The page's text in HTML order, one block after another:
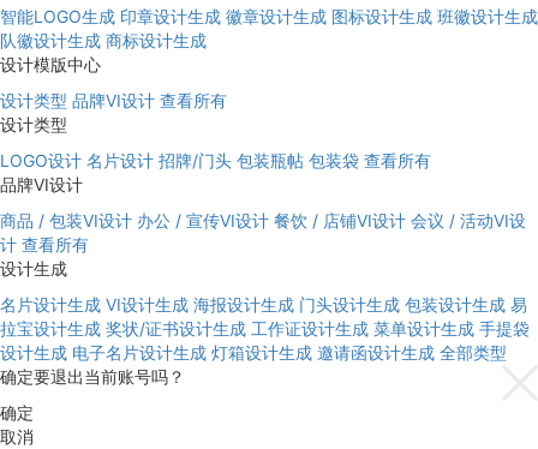
智能LOGO生成 印章设计生成 徽章设计生成 图标设计生成 班徽设计生成
队徽设计生成 商标设计生成
设计模版中心
设计类型 品牌VI设计 查看所有
设计类型
LOGO设计 名片设计 招牌/门头 包装瓶帖 包装袋 查看所有
品牌VI设计
商品 / 包装VI设计 办公 / 宣传VI设计 餐饮 / 店铺VI设计 会议 / 活动VI设
计 查看所有
设计生成
名片设计生成 VI设计生成 海报设计生成 门头设计生成 包装设计生成 易
拉宝设计生成 奖状/证书设计生成 工作证设计生成 菜单设计生成 手提袋
设计生成 电子名片设计生成 灯箱设计生成 邀请函设计生成 全部类型
确定要退出当前账号吗？
确定
取消